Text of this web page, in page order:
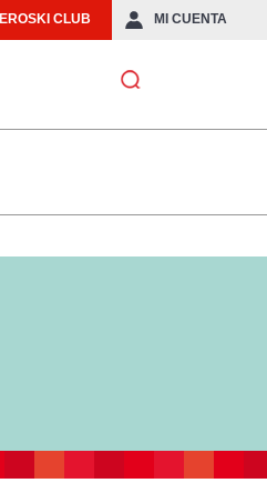
EROSKI CLUB MI CUENTA